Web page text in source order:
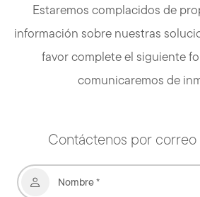
Estaremos complacidos de
información sobre nuestras
favor complete el siguiente
comunicaremos de
Contáctenos por